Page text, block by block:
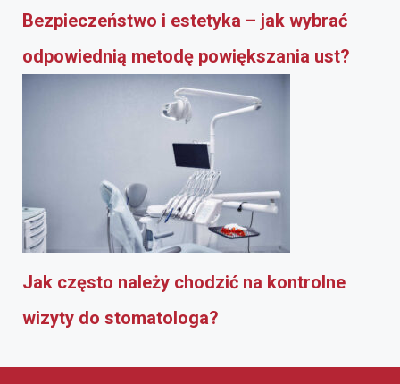
Bezpieczeństwo i estetyka – jak wybrać
odpowiednią metodę powiększania ust?
Jak często należy chodzić na kontrolne
wizyty do stomatologa?